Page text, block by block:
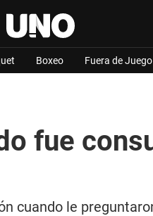
Boxeo Fuera de Juego
fue
cuando le